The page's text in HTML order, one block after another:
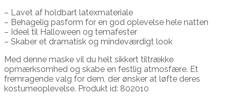
– Lavet af holdbart latexmateriale
– Behagelig pasform for en god oplevelse hele natten
– Ideel til Halloween og temafester
– Skaber et dramatisk og mindeværdigt look
Med denne maske vil du helt sikkert tiltrække
opmærksomhed og skabe en festlig atmosfære. Et
fremragende valg for dem, der ønsker at løfte deres
kostumeoplevelse. Produkt id: 802010